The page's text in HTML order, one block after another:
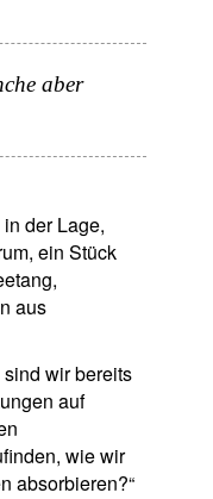
aber
der Lage,
ein Stück
aus
wir bereits
auf
wie wir
absorbieren?“
bin ich US-Bürger
mit unserer